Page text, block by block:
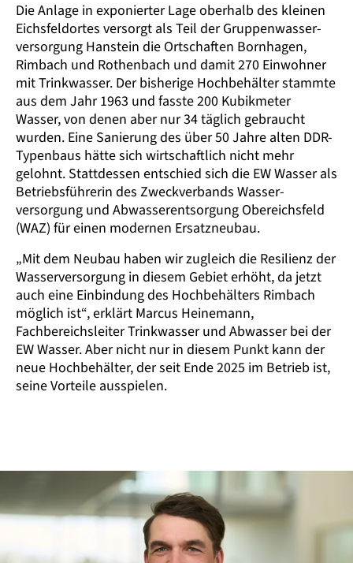
Die Anlage in exponierter Lage oberhalb des kleinen
Eichsfeld­ortes versorgt als Teil der Gruppen­wasser­
versorgung Hanstein die Ortschaften Bornhagen,
Rimbach und Rothenbach und damit 270 Einwohner
mit Trink­wasser. Der bisherige Hoch­behälter stammte
aus dem Jahr 1963 und fasste 200 Kubikmeter
Wasser, von denen aber nur 34 täglich gebraucht
wurden. Eine Sanierung des über 50 Jahre alten DDR-
Typenbaus hätte sich wirtschaftl­ich nicht mehr
gelohnt. Statt­dessen entschied sich die EW Wasser als
Betriebs­führerin des Zweckverbands Wasser­
versorgung und Abwasser­entsorgung Obereichsfeld
(WAZ) für einen modernen Ersatz­neubau.
„Mit dem Neubau haben wir zugleich die Resilienz der
Wasser­versorgung in diesem Gebiet erhöht, da jetzt
auch eine Einbindung des Hoch­behälters Rimbach
möglich ist“, erklärt Marcus Heinemann,
Fachbereichs­leiter Trinkwasser und Abwasser bei der
EW Wasser. Aber nicht nur in diesem Punkt kann der
neue Hoch­behälter, der seit Ende 2025 im Betrieb ist,
seine Vorteile ausspielen.